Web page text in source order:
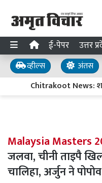
ई-पेपर उत्तर
व्हील्स अंतस
Chitrakoot News:
Malaysia Masters
जलवा, चीनी ताइपै
चालिहा, अर्जुन ने